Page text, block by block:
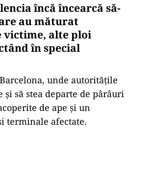
încă încearcă să-
au măturat
victime, alte ploi
în special
unde autoritățile
să stea departe de pârâuri
de ape și un
terminale afectate.